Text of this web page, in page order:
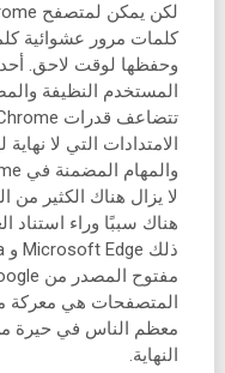
كلمات مرور عشوائية
المستخدم النظيفة
الامتدادات التي لا
لا يزال هناك الكثير
المتصفحات هي معركة
معظم الناس في حيرة
النهاية.